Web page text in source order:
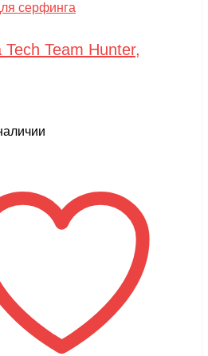
серфинга
Tech Team Hunter,